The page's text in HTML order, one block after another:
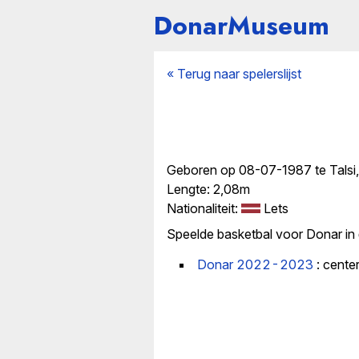
DonarMuseum
« Terug naar spelerslijst
Geboren op 08-07-1987 te
Lengte: 2,08m
Nationaliteit:
Lets
Speelde basketbal voor Donar
Donar 2022-2023 :